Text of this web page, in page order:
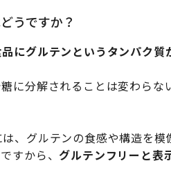
うですか？
にグルテンというタンパク
に分解されることは変わらな
は、グルテンの食感や構造を
すから、 グルテンフリーと表